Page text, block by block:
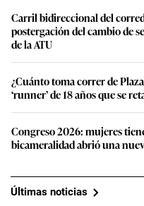
Carril bidireccional del
postergación del cambio de
de la ATU
¿Cuánto toma correr de
‘runner’ de 18 años que se
Congreso 2026: mujeres
bicameralidad abrió una
Últimas noticias